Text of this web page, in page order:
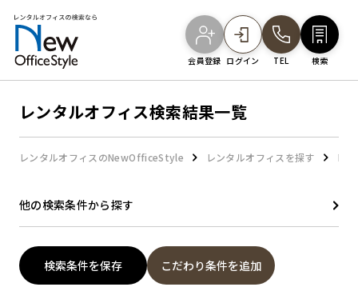
会員登録 ログイン TEL 検索
オフィスを探す
駅・路線から探す
レンタルオフィス検索結果一覧
レンタルオフィスのNewOfficeStyle レンタルオフィスを探す レ
他の検索条件から探す
検索条件を保存 こだわり条件を追加